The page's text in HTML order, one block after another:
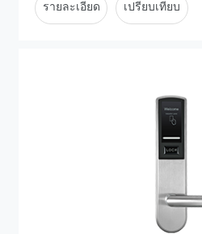
รายละเอียด เปรียบเทียบ